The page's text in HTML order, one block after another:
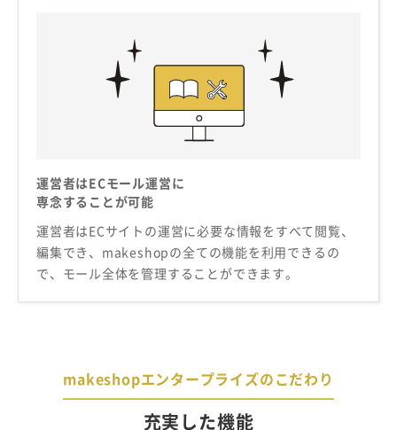
運営者はECモール運営に
専念することが可能
運営者はECサイトの運営に必要な情報をすべて閲覧、
編集でき、makeshopの全ての機能を利用できるの
で、モール全体を管理することができます。
makeshopエンタープライズのこだわり
充実した機能